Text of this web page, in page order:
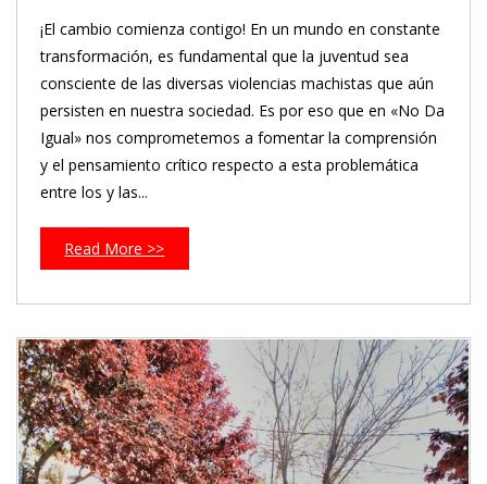
¡El cambio comienza contigo! En un mundo en constante
transformación, es fundamental que la juventud sea
consciente de las diversas violencias machistas que aún
persisten en nuestra sociedad. Es por eso que en «No Da
Igual» nos comprometemos a fomentar la comprensión
y el pensamiento crítico respecto a esta problemática
entre los y las...
Read More >>